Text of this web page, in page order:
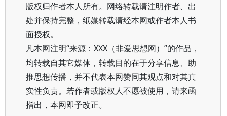
版权归作者本人所有。网络转载请注明作者、出
处并保持完整，纸媒转载请经本网或作者本人书
面授权。
凡本网注明“来源：XXX（非爱思想网）”的作品，
均转载自其它媒体，转载目的在于分享信息、助
推思想传播，并不代表本网赞同其观点和对其真
实性负责。若作者或版权人不愿被使用，请来函
指出，本网即予改正。